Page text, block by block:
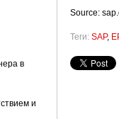
в
и
Source:
Теги: SAP,